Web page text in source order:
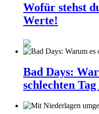
Wofür stehst
Werte!
Bad Days:
schlechten